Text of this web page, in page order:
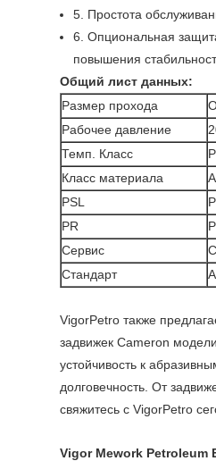
5. Простота
6. Опциональная
повышения
Общий лист данных:
Размер прохода
Рабочее давление
Темп. Класс
Класс материала
PSL
PR
Сервис
Стандарт
VigorPetro также
задвижек Cameron
устойчивость к
долговечность. От
свяжитесь с VigorPetro
Vigor Mework Petroleum